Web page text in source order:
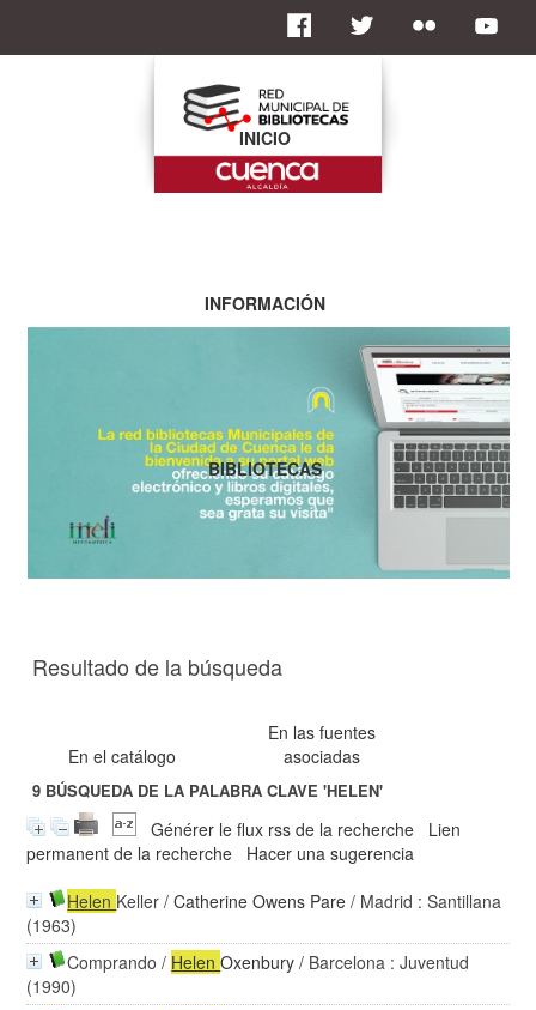
Resultado de la búsqueda
En el catálogo
En las fuentes
asociadas
9 BÚSQUEDA DE LA PALABRA CLAVE'HELEN'
Générer le flux rss de la recherche
Lien
permanent de la recherche
Hacer una sugerencia
Helen Keller /Catherine Owens Pare / Madrid : Santillana
(1963)
Comprando / HelenOxenbury / Barcelona : Juventud
(1990)
INICIO
INFORMACIÓN
BIBLIOTECAS